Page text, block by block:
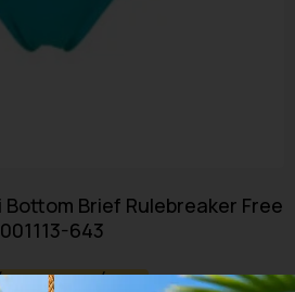
Bottom Brief Rulebreaker Free
001113-643
περισσότερα